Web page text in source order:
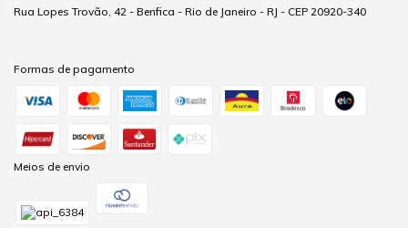
Rua Lopes Trovão, 42 - Benfica - Rio de Janeiro - RJ - CEP 20920-340
Formas de pagamento
Meios de envio